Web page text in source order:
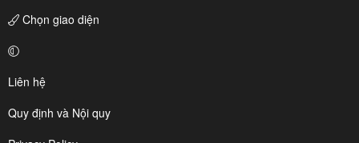
Chọn giao diện
Liên hệ
Quy định và Nội quy